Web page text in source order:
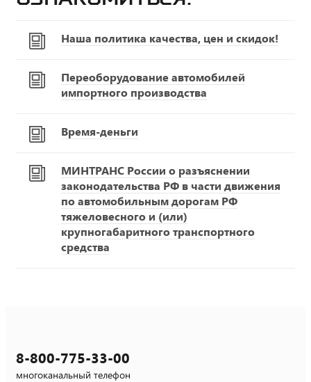
Наша политика качества, цен и скидок!
Переоборудование автомобилей
импортного производства
Время-деньги
МИНТРАНС России о разъяснении
законодательства РФ в части движения
по автомобильным дорогам РФ
тяжеловесного и (или)
крупногабаритного транспортного
средства
8-800-775-33-00
многоканальный телефон